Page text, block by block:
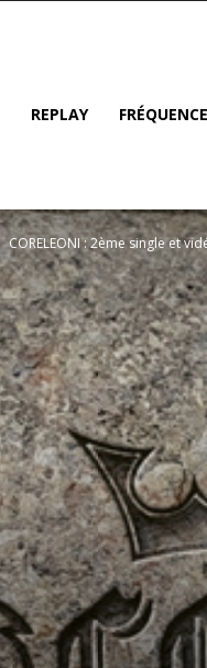
REPLAY
CORELEONI : 2ème single et